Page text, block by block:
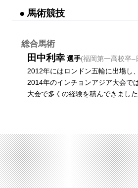
● 馬術競技
総合馬術
田中利幸 選手(福岡第一高校卒–
2012年にはロンドン五輪に出場し
2014年のインチョンアジア大会で
大会で多くの経験を積んできました